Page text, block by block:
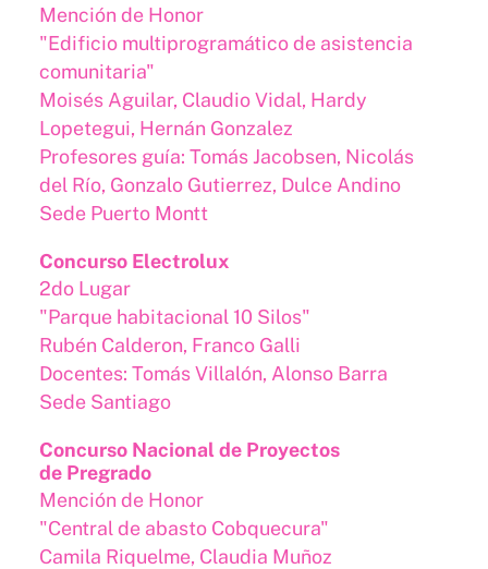
Mención de Honor
"Edificio multiprogramático de asistencia
comunitaria"
Moisés Aguilar, Claudio Vidal, Hardy
Lopetegui, Hernán Gonzalez
Profesores guía: Tomás Jacobsen, Nicolás
del Río, Gonzalo Gutierrez, Dulce Andino
Sede Puerto Montt
Concurso Electrolux
2do Lugar
"Parque habitacional 10 Silos"
Rubén Calderon, Franco Galli
Docentes: Tomás Villalón, Alonso Barra
Sede Santiago
Concurso Nacional de Proyectos
de Pregrado
Mención de Honor
"Central de abasto Cobquecura"
Camila Riquelme, Claudia Muñoz